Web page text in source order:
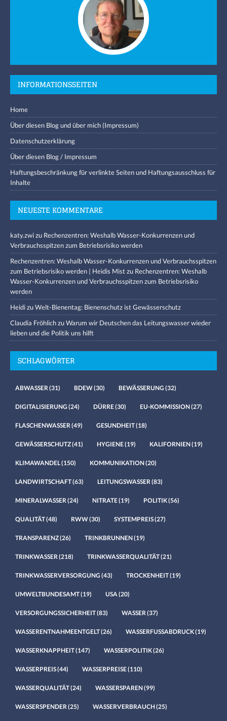
INFORMATIONSSEITEN
Home
Über diesen Blog und über mich (Impressum)
Datenschutzerklärung
Über diesen Blog / Impressum
Haftungsbeschränkung für verlinkte Seiten und Haftungsausschluss für
Inhalte
NEUESTE KOMMENTARE
katy.zwizu Rechenzentren: Weshalb Wasser-Konkurrenzen und
Verbrauchsspitzen zum Betriebsrisiko werden
Rechenzentren: Weshalb Wasser-Konkurrenzen und Verbrauchsspitzen
zum Betriebsrisiko werden | Heidis Mistzu Rechenzentren: Weshalb
Wasser-Konkurrenzen und Verbrauchsspitzen zum Betriebsrisiko
werden
HeidizuWelt-Bienentag: Bienenschutz ist Gewässerschutz
Claudia FröhlichzuWarum wir Deutschen das Leitungswasser wieder
lieben und die Politik uns hilft
SCHLAGWÖRTER
ABWASSER(31) BDEW(30) BEWÄSSERUNG (32)
DIGITALISIERUNG (24) DÜRRE(30) EU-KOMMISSION(27)
FLASCHENWASSER(49) GESUNDHEIT(18)
GEWÄSSERSCHUTZ(41) HYGIENE(19) KALIFORNIEN(19)
KLIMAWANDEL(150) KOMMUNIKATION(20)
LANDWIRTSCHAFT(63) LEITUNGSWASSER(83)
MINERALWASSER(24) NITRATE(19) POLITIK(56)
QUALITÄT(48) RWW(30) SYSTEMPREIS(27)
TRANSPARENZ(26) TRINKBRUNNEN(19)
TRINKWASSER(218) TRINKWASSERQUALITÄT(21)
TRINKWASSERVERSORGUNG (43) TROCKENHEIT(19)
UMWELTBUNDESAMT(19) USA(20)
VERSORGUNGSSICHERHEIT(83) WASSER(37)
WASSERENTNAHMEENTGELT(26) WASSERFUSSABDRUCK(19)
WASSERKNAPPHEIT(147) WASSERPOLITIK(26)
WASSERPREIS(44) WASSERPREISE(110)
WASSERQUALITÄT(24) WASSERSPAREN(99)
WASSERSPENDER(25) WASSERVERBRAUCH(25)